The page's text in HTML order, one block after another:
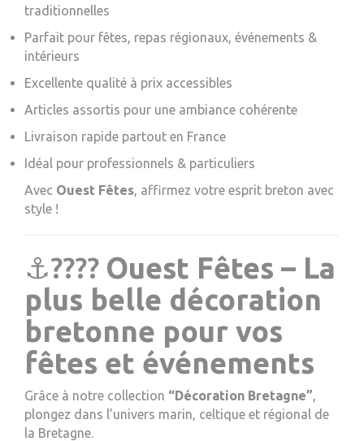
traditionnelles
Parfait pour fêtes, repas régionaux, événements &
intérieurs
Excellente qualité à prix accessibles
Articles assortis pour une ambiance cohérente
Livraison rapide partout en France
Idéal pour professionnels & particuliers
Avec Ouest Fêtes, affirmez votre esprit breton avec
style !
⚓???? Ouest Fêtes – La
plus belle décoration
bretonne pour vos
fêtes et événements
Grâce à notre collection “Décoration Bretagne”,
plongez dans l’univers marin, celtique et régional de
la Bretagne.